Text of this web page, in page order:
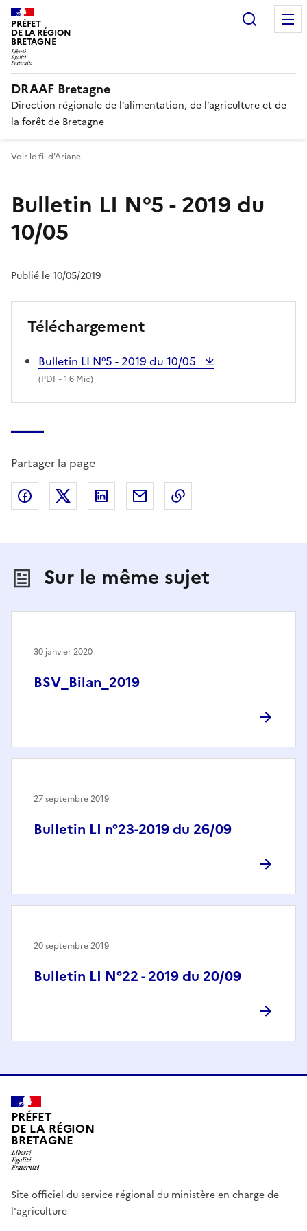
PRÉFET
DE LA RÉGION
BRETAGNE
DRAAF Bretagne
Direction régionale de l’alimentation, de l’agriculture et de
la forêt de Bretagne
Voir le fil d'Ariane
Bulletin LI N°5 - 2019 du
10/05
Publié le 10/05/2019
Téléchargement
Bulletin LI N°5 - 2019 du 10/05
(PDF- 1.6 Mio)
Partager la page
Partager sur Facebook
Partager sur X (anciennement Twitter)
Partager sur LinkedIn
Partager par email
Sur le même sujet
BSV_Bilan_2019
30 janvier 2020
Bulletin LI n°23-2019 du 26/09
27 septembre 2019
Bulletin LI N°22 - 2019 du 20/09
20 septembre 2019
PRÉFET
DE LA RÉGION
BRETAGNE
Site officiel du service régional du ministère en charge de
l'agriculture